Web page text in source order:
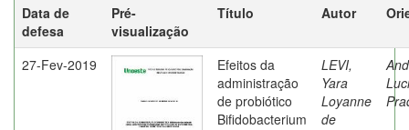
Data de
defesa
Pré-
visualização
Título Autor
27-Fev-2019
Efeitos da
administração
de probiótico
Bifidobacterium
LEVI,
Yara
Loyanne
de